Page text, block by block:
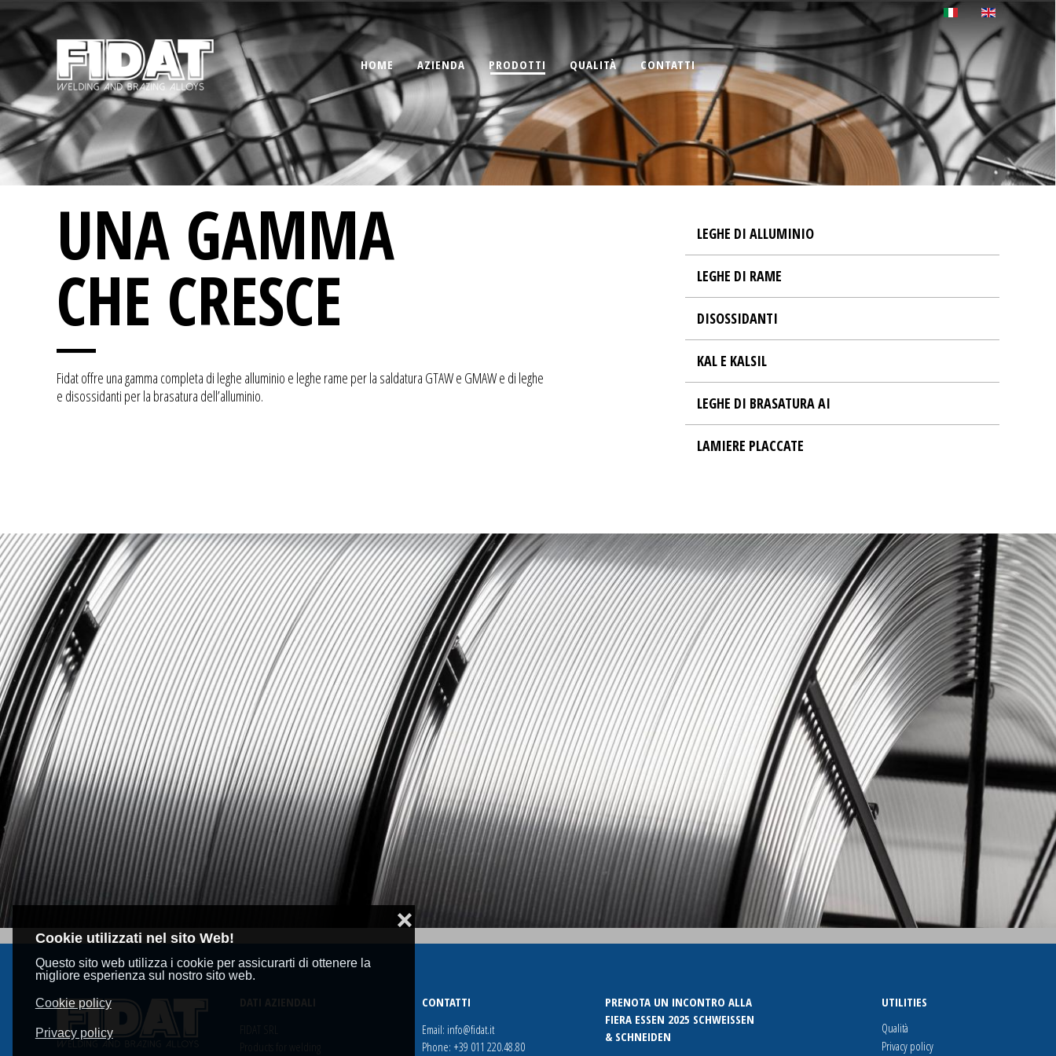
Cookie utilizzati nel sito Web!
Questo sito web utilizza i cookie per assicurarti di ottenere la
migliore esperienza sul nostro sito web.
Cookie policy
Privacy policy
❌
HOME AZIENDA PRODOTTI QUALITÀ CONTATTI
UNA GAMMA
CHE CRESCE
Fidat offre una gamma completa di leghe alluminio e leghe rame per la saldatura GTAW e GMAW e di leghe
e disossidanti per la brasatura dell’alluminio.
LEGHE DI ALLUMINIO
LEGHE DI RAME
DISOSSIDANTI
KAL E KALSIL
LEGHE DI BRASATURA AI
LAMIERE PLACCATE
CONTATTACI PER RICHIEDERE INFORMAZIONI
DATI AZIENDALI
Products for welding
CONTATTI
Email: info@fidat.it
Phone: +39 011 220.48.80
PRENOTA UN INCONTRO ALLA
FIERA ESSEN 2025 SCHWEISSEN
& SCHNEIDEN
UTILITIES
Qualità
Privacy policy